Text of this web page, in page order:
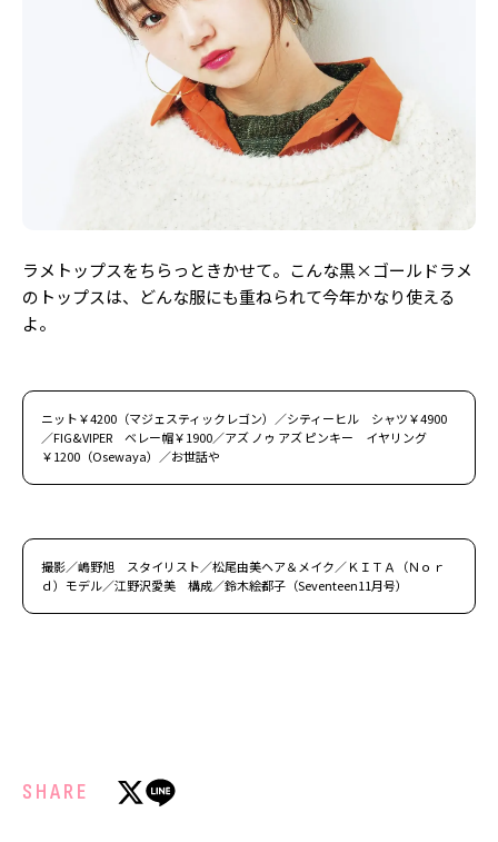
ラメトップスをちらっときかせて。こんな黒×ゴールドラメ
のトップスは、どんな服にも重ねられて今年かなり使える
よ。
ニット￥4200（マジェスティックレゴン）／シティーヒル シャツ￥4900
／FIG&VIPER ベレー帽￥1900／アズ ノゥ アズ ピンキー イヤリング
￥1200（Osewaya）／お世話や
撮影／嶋野旭 スタイリスト／松尾由美ヘア＆メイク／ＫＩＴＡ（Ｎｏｒ
ｄ）モデル／江野沢愛美 構成／鈴木絵都子（Seventeen11月号）
SHARE